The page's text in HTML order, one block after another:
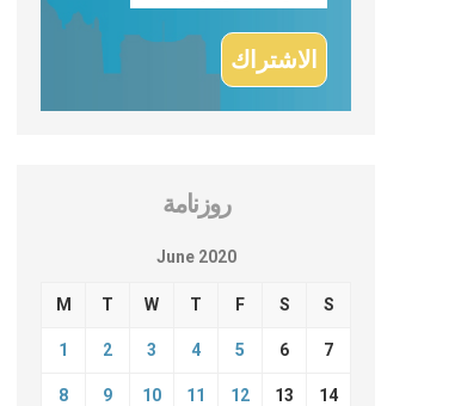
روزنامة
June 2020
M T W T F S S
1 2 3 4 5 6 7
8 9 10 11 12 13 14